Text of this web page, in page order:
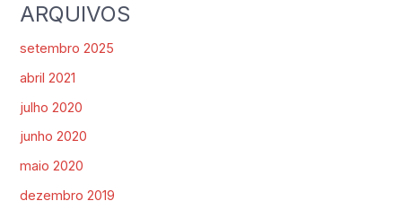
ARQUIVOS
setembro 2025
abril 2021
julho 2020
junho 2020
maio 2020
dezembro 2019